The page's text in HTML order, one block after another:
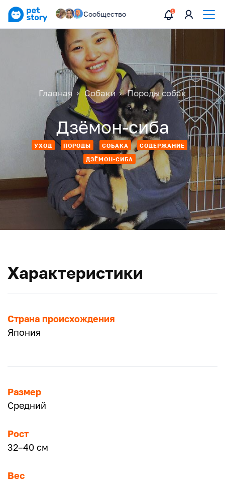
Сообщество
Главная Собаки Породы собак
Дзёмон-сиба
УХОД ПОРОДЫ СОБАКА СОДЕРЖАНИЕ
ДЗЁМОН-СИБА
Характеристики
Страна происхождения
Япония
Размер
Средний
Рост
32–40 см
Вес